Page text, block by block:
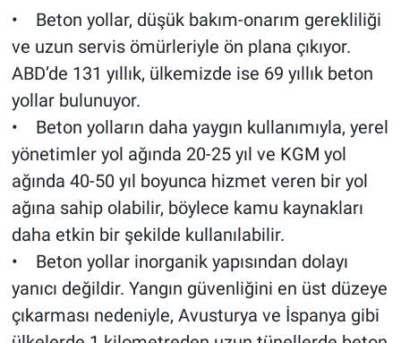
• Beton yollar, düşük bakım-onarım gerekliliği
ve uzun servis ömürleriyle ön plana çıkıyor.
ABD’de 131 yıllık, ülkemizde ise 69 yıllık beton
yollar bulunuyor.
• Beton yolların daha yaygın kullanımıyla, yerel
yönetimler yol ağında 20-25 yıl ve KGM yol
ağında 40-50 yıl boyunca hizmet veren bir yol
ağına sahip olabilir, böylece kamu kaynakları
daha etkin bir şekilde kullanılabilir.
• Beton yollar inorganik yapısından dolayı
yanıcı değildir. Yangın güvenliğini en üst düzeye
çıkarması nedeniyle, Avusturya ve İspanya gibi